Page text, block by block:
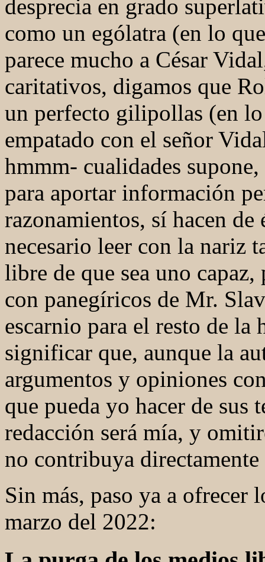
desprecia en grado
como un ególatra (en lo
parece mucho a César
caritativos, digamos que
un perfecto gilipollas (en
empatado con el señor
hmmm- cualidades
para aportar información
razonamientos, sí hacen
necesario leer con la nariz
libre de que sea uno
con panegíricos de Mr.
escarnio para el resto de la
significar que, aunque la
argumentos y opiniones
que pueda yo hacer de sus
redacción será mía, y
no contribuya
Sin más, paso ya a ofrecer
marzo del 2022: